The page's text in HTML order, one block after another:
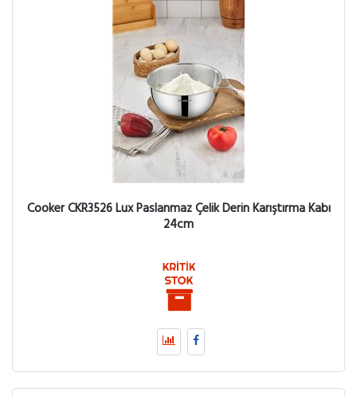
Cooker CKR3526 Lux Paslanmaz Çelik Derin Karıştırma Kabı
24cm